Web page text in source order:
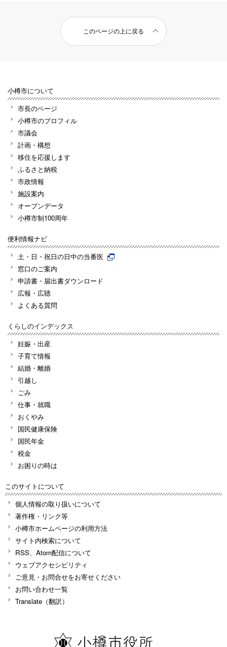
このページの上に戻る
小樽市について
市長のページ
小樽市のプロフィル
市議会
計画・構想
移住を応援します
ふるさと納税
市政情報
施設案内
オープンデータ
小樽市制100周年
便利情報ナビ
土・日・祝日の日中の当番医
窓口のご案内
申請書・届出書ダウンロード
広報・広聴
よくある質問
くらしのインデックス
妊娠・出産
子育て情報
結婚・離婚
引越し
ごみ
仕事・就職
おくやみ
国民健康保険
国民年金
税金
お困りの時は
このサイトについて
個人情報の取り扱いについて
著作権・リンク等
小樽市ホームページの利用方法
サイト内検索について
RSS、Atom配信について
ウェブアクセシビリティ
ご意見・お問合せをお寄せください
お問い合わせ一覧
Translate（翻訳）